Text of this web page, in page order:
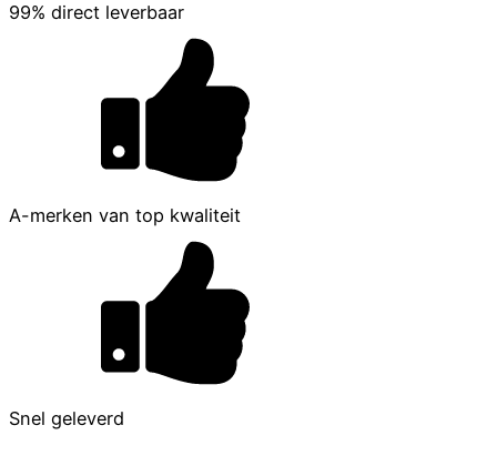
99% direct leverbaar
A-merken van top kwaliteit
Snel geleverd